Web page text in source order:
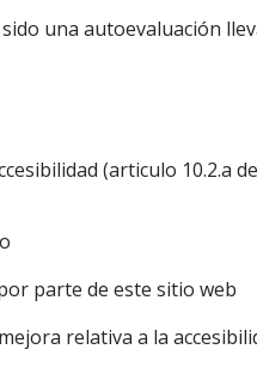
una autoevaluación
(articulo 10.2.a
parte de este sitio web
relativa a la